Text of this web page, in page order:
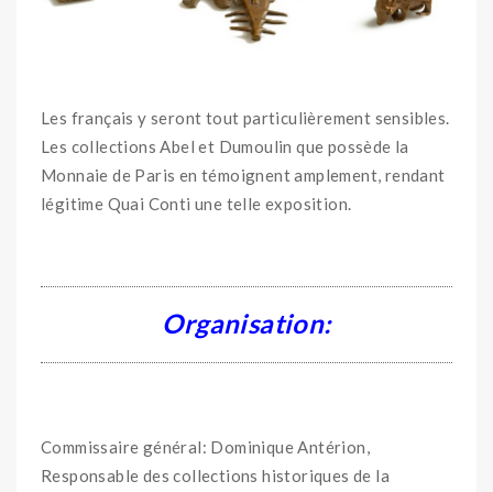
Les français y seront tout particulièrement sensibles.
Les collections Abel et Dumoulin que possède la
Monnaie de Paris en témoignent amplement, rendant
légitime Quai Conti une telle exposition.
Organisation:
Commissaire général: Dominique Antérion,
Responsable des collections historiques de la